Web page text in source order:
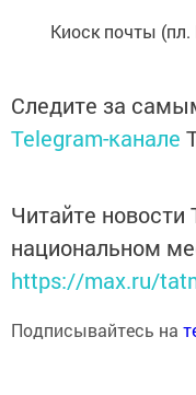
Киоск почты
Следите за
Telegram-канале
Читайте новости
национальном
https://max.ru/
Подписывайтесь на